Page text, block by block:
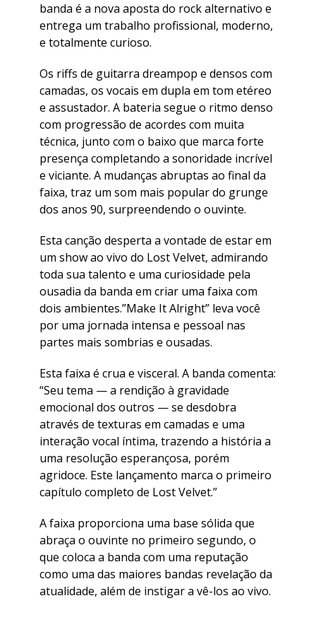
banda é a nova aposta do rock alternativo e
entrega um trabalho profissional, moderno,
e totalmente curioso.
Os riffs de guitarra dreampop e densos com
camadas, os vocais em dupla em tom etéreo
e assustador. A bateria segue o ritmo denso
com progressão de acordes com muita
técnica, junto com o baixo que marca forte
presença completando a sonoridade incrível
e viciante. A mudanças abruptas ao final da
faixa, traz um som mais popular do grunge
dos anos 90, surpreendendo o ouvinte.
Esta canção desperta a vontade de estar em
um show ao vivo do Lost Velvet, admirando
toda sua talento e uma curiosidade pela
ousadia da banda em criar uma faixa com
dois ambientes.”Make It Alright” leva você
por uma jornada intensa e pessoal nas
partes mais sombrias e ousadas.
Esta faixa é crua e visceral. A banda comenta:
“Seu tema — a rendição à gravidade
emocional dos outros — se desdobra
através de texturas em camadas e uma
interação vocal íntima, trazendo a história a
uma resolução esperançosa, porém
agridoce. Este lançamento marca o primeiro
capítulo completo de Lost Velvet.”
A faixa proporciona uma base sólida que
abraça o ouvinte no primeiro segundo, o
que coloca a banda com uma reputação
como uma das maiores bandas revelação da
atualidade, além de instigar a vê-los ao vivo.